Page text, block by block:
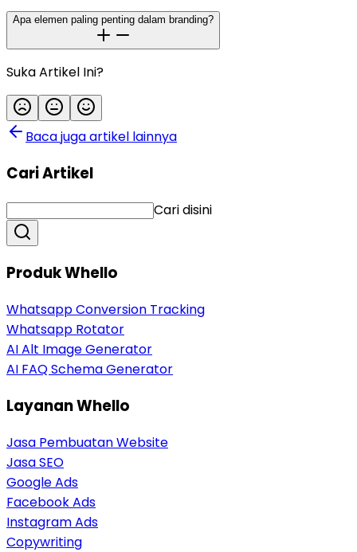
Apa elemen paling penting dalam branding?
Suka Artikel Ini?
Baca juga artikel lainnya
Cari Artikel
Cari disini
Produk Whello
Whatsapp Conversion Tracking
Whatsapp Rotator
AI Alt Image Generator
AI FAQ Schema Generator
Layanan Whello
Jasa Pembuatan Website
Jasa SEO
Google Ads
Facebook Ads
Instagram Ads
Copywriting